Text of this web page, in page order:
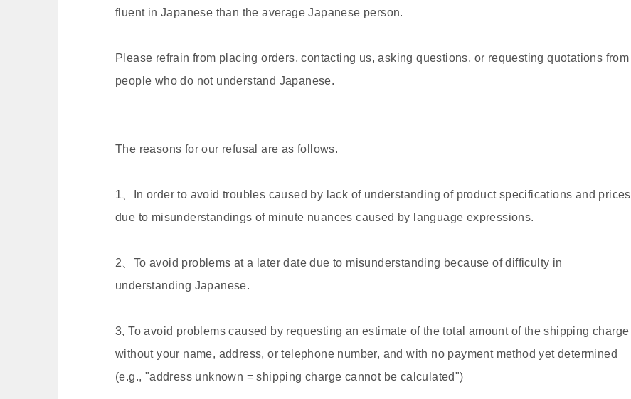
fluent in Japanese than the average Japanese person.
Please refrain from placing orders, contacting us, asking questions, or requesting quotations from
people who do not understand Japanese.
The reasons for our refusal are as follows.
1、In order to avoid troubles caused by lack of understanding of product specifications and prices
due to misunderstandings of minute nuances caused by language expressions.
2、To avoid problems at a later date due to misunderstanding because of difficulty in
understanding Japanese.
3, To avoid problems caused by requesting an estimate of the total amount of the shipping charge
without your name, address, or telephone number, and with no payment method yet determined
(e.g., "address unknown = shipping charge cannot be calculated")